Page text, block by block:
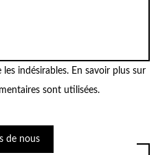
indésirables. En savoir plus sur
sont utilisées.
de nous